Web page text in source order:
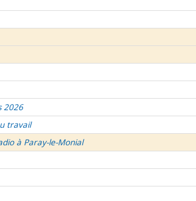
2026
travail
à Paray-le-Monial